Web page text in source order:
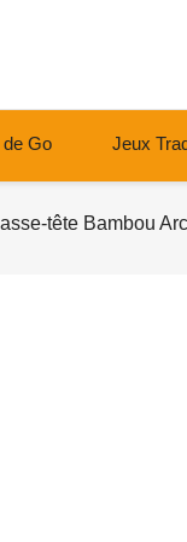
Go Jeux
tête Bambou